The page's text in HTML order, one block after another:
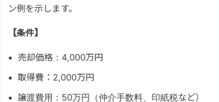
ン例を示します。
【条件】
売却価格：4,000万円
取得費：2,000万円
譲渡費用：50万円（仲介手数料、印紙税など）